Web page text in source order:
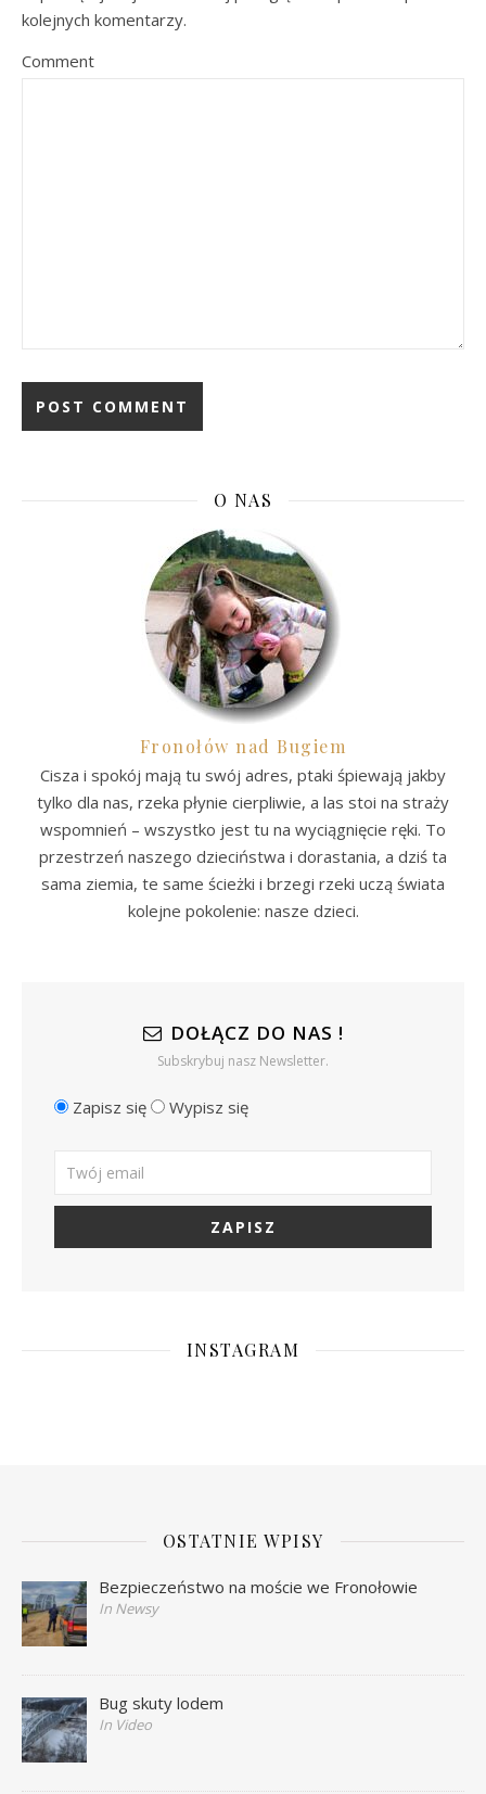
kolejnych komentarzy.
Comment
O NAS
Fronołów nad Bugiem
Cisza i spokój mają tu swój adres, ptaki śpiewają jakby
tylko dla nas, rzeka płynie cierpliwie, a las stoi na straży
wspomnień – wszystko jest tu na wyciągnięcie ręki. To
przestrzeń naszego dzieciństwa i dorastania, a dziś ta
sama ziemia, te same ścieżki i brzegi rzeki uczą świata
kolejne pokolenie: nasze dzieci.
DOŁĄCZ DO NAS !
Subskrybuj nasz Newsletter.
Zapisz się Wypisz się
INSTAGRAM
OSTATNIE WPISY
Bezpieczeństwo na moście we Fronołowie
In Newsy
Bug skuty lodem
In Video